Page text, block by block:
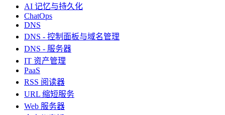
AI 记忆与持久化
ChatOps
DNS
DNS - 控制面板与域名管理
DNS - 服务器
IT 资产管理
PaaS
RSS 阅读器
URL 缩短服务
Web 服务器